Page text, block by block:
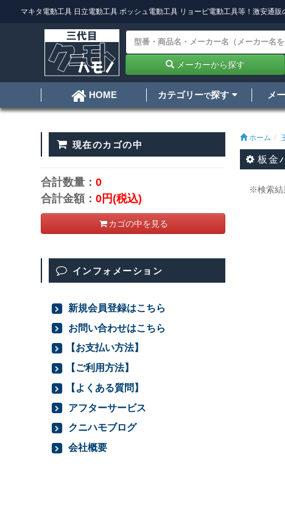
マキタ電動工具 日立電動工具 ボッシュ電動工具 リョービ電動工具等！激安通販
メーカーから探す
HOME カテゴリーで探す メ
ホーム
板金
※検索結
現在のカゴの中
合計数量：0
合計金額：0円(税込)
カゴの中を見る
インフォメーション
新規会員登録はこちら
お問い合わせはこちら
【お支払い方法】
【ご利用方法】
【よくある質問】
アフターサービス
クニハモブログ
会社概要